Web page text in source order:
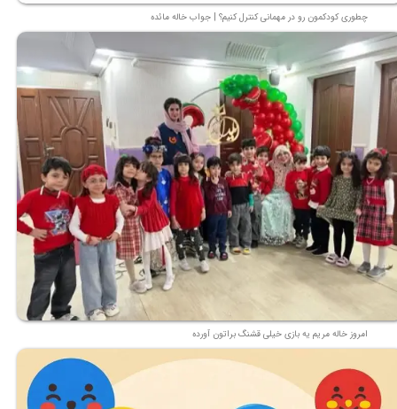
چطوری کودکمون رو در مهمانی کنترل کنیم؟ | جواب خاله مائده
امروز خاله مریم یه بازی خیلی قشنگ براتون آورده